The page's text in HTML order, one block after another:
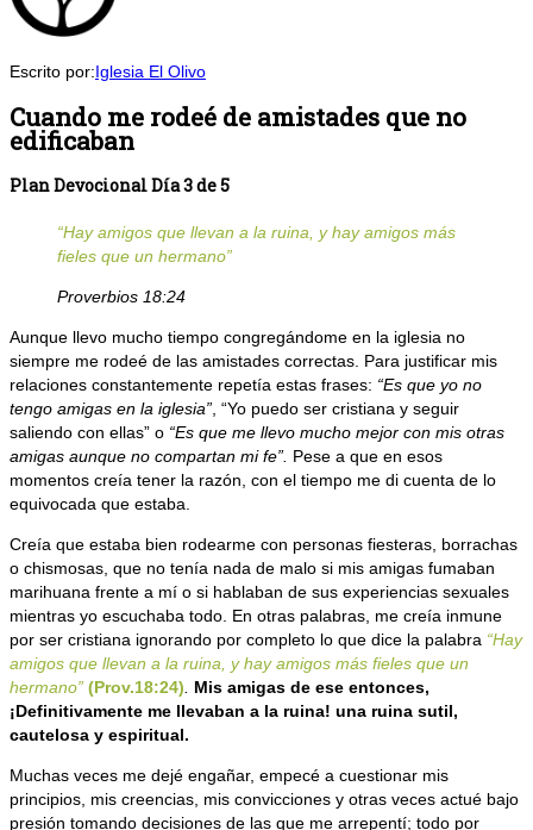
Escrito por:Iglesia El Olivo
Cuando me rodeé de amistades que no
edificaban
Plan Devocional Día 3 de 5
“Hay amigos que llevan a la ruina, y hay amigos más
fieles que un hermano”
Proverbios 18:24
Aunque llevo mucho tiempo congregándome en la iglesia no
siempre me rodeé de las amistades correctas. Para justificar mis
relaciones constantemente repetía estas frases: “Es que yo no
tengo amigas en la iglesia” , “Yo puedo ser cristiana y seguir
saliendo con ellas” o “Es que me llevo mucho mejor con mis otras
amigas aunque no compartan mi fe”. Pese a que en esos
momentos creía tener la razón, con el tiempo me di cuenta de lo
equivocada que estaba.
Creía que estaba bien rodearme con personas fiesteras, borrachas
o chismosas, que no tenía nada de malo si mis amigas fumaban
marihuana frente a mí o si hablaban de sus experiencias sexuales
mientras yo escuchaba todo. En otras palabras, me creía inmune
por ser cristiana ignorando por completo lo que dice la palabra “Hay
amigos que llevan a la ruina, y hay amigos más fieles que un
hermano” (Prov.18:24)
Mis amigas de ese entonces,
¡Definitivamente me llevaban a la ruina! una ruina sutil,
cautelosa y espiritual.
Muchas veces me dejé engañar, empecé a cuestionar mis
principios, mis creencias, mis convicciones y otras veces actué bajo
presión tomando decisiones de las que me arrepentí; todo por